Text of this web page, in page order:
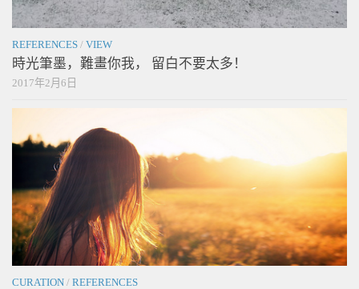
REFERENCES / VIEW
時光筆墨，難畫你我， 留白不要太多！
2017年2月6日
CURATION / REFERENCES